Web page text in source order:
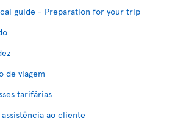
guide - Preparation for your trip
de viagem
tarifárias
ao cliente